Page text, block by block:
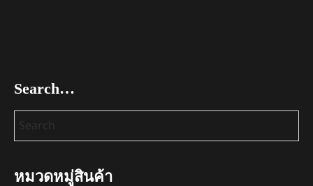
Search…
หมวดหมู่สินค้า